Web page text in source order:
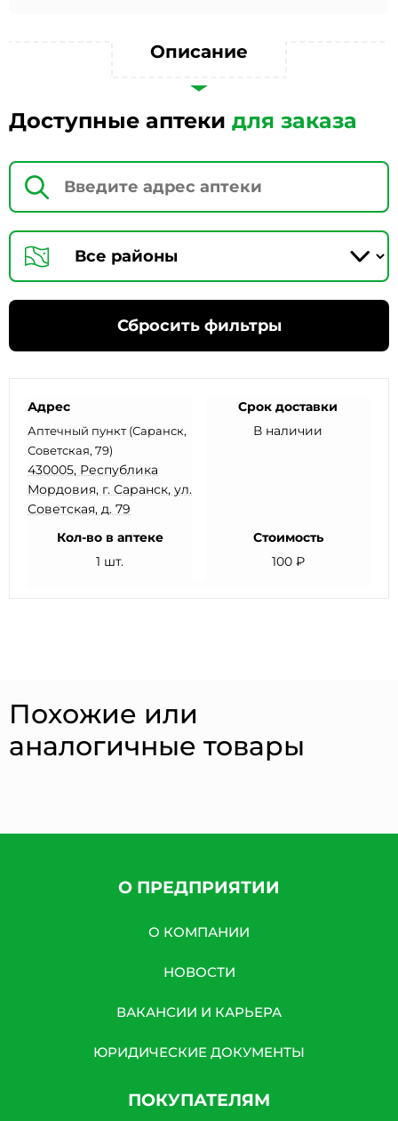
Описание
Доступные аптеки для заказа
Сбросить фильтры
Адрес
Аптечный пункт (Саранск,
Советская, 79)
430005, Республика
Мордовия, г. Саранск, ул.
Советская, д. 79
Срок доставки
В наличии
Кол-во в аптеке
1 шт.
Стоимость
100 ₽
Похожие или
аналогичные товары
О ПРЕДПРИЯТИИ
О КОМПАНИИ
НОВОСТИ
ВАКАНСИИ И КАРЬЕРА
ЮРИДИЧЕСКИЕ ДОКУМЕНТЫ
ПОКУПАТЕЛЯМ